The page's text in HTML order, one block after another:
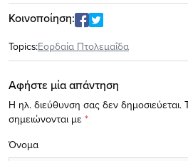
Κοινοποίηση:
Topics:Εορδαία Πτολεμαΐδα
Αφήστε μία απάντηση
Η ηλ. διεύθυνση σας δεν δημοσιεύεται.
σημειώνονται με *
Όνομα